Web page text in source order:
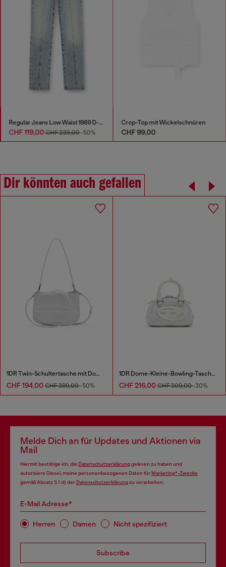
Regular Jeans Low Waist 1989 D-Mine
CHF 119,00CHF 239,00-50%
Crop-Top mit Wickelschnüren
CHF 99,00
Dir könnten auch gefallen
1DR Twin-Schultertasche mit Doppelbeutel aus bedrucktem Leder
CHF 194,00 CHF 389,00-50%
1DR Dome-Kleine-Bowling-Tasche aus Lurexstoff
CHF 216,00 CHF 309,00-30%
Melde Dich an für Updates und Aktionen via
Mail
Hiermit bestätige ich, die Datenschutzerklärunggelesen zu haben und
autorisiere Diesel, meine personenbezogenen Daten fürMarketing*-Zwecke
gemäß Absatz 3.1 d) derDatenschutzerklärungzu verarbeiten.
E-Mail Adresse*
Herren Damen Nicht spezifiziert
Subscribe